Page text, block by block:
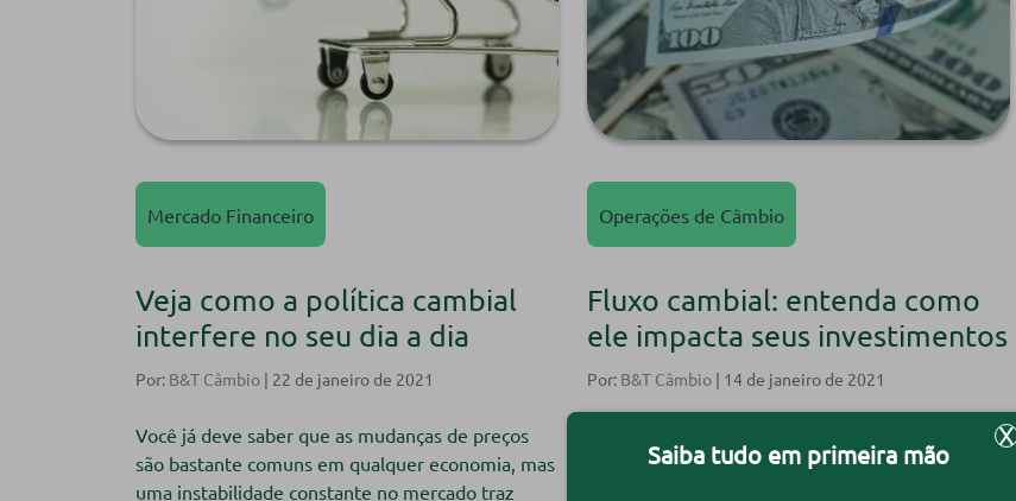
Mercado Financeiro
Veja como a política cambial
interfere no seu dia a dia
Por: B&T Câmbio | 22 de janeiro de 2021
Você já deve saber que as mudanças de preços
são bastante comuns em qualquer economia, mas
uma instabilidade constante no mercado traz
Operações de Câmbio
Fluxo cambial: entenda como
ele impacta seus investimentos
Por: B&T Câmbio | 14 de janeiro de 2021
quando falamos de exportação e importação é o
X
Saiba tudo em primeira mão